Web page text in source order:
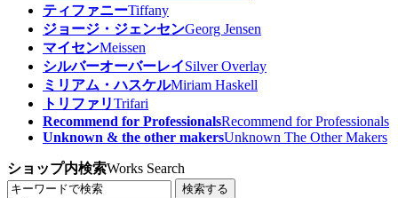
ティファニーTiffany
ジョージ・ジェンセンGeorg Jensen
マイセンMeissen
シルバーオーバーレイSilver Overlay
ミリアム・ハスケルMiriam Haskell
トリファリTrifari
Recommend for ProfessionalsRecommend for Professionals
Unknown & the other makersUnknown The Other Makers
ショップ内検索Works Search
検索する